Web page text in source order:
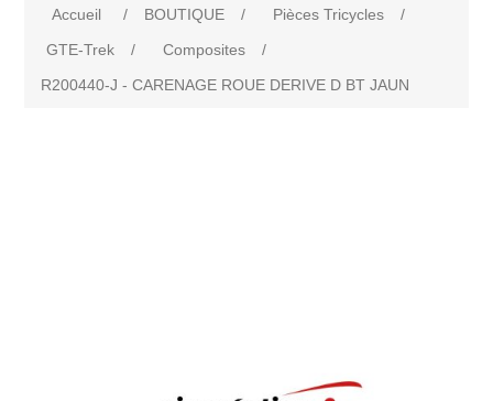
Accueil / BOUTIQUE / Pièces Tricycles
/
GTE-Trek
/ Composites
/
R200440-J - CARENAGE ROUE DERIVE D BT JAUN